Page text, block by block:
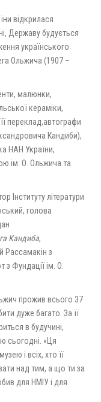
відкрилася
Державу будується
українського
Ольжича (1907 –
малюнки,
кераміки,
переклад,автографи
Кандиби),
НАН України,
ім. О. Ольжича та
Інституту літератури
голова
Кандиба,
Рассамакін з
з Фундації ім. О.
прожив всього 37
дуже багато. За її
в будучині,
сьогодні. «Ця
і всіх, хто її
над тим, а що ти за
для НМІУ і для